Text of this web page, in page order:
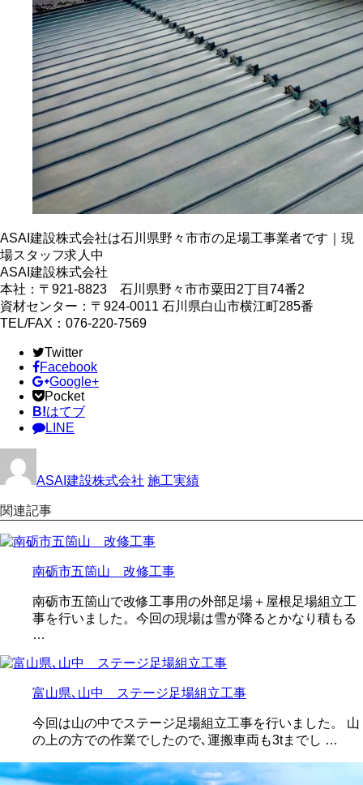
ASAI建設株式会社は石川県野々市市の足場工事業者です｜現
場スタッフ求人中
ASAI建設株式会社
本社：〒921-8823 石川県野々市市粟田2丁目74番2
資材センター：〒924-0011 石川県白山市横江町285番
TEL/FAX：076-220-7569
Twitter
Facebook
Google+
Pocket
B!はてブ
LINE
ASAI建設株式会社 施工実績
関連記事
南砺市五箇山 改修工事
南砺市五箇山で改修工事用の外部足場＋屋根足場組立工
事を行いました。今回の現場は雪が降るとかなり積もる
…
富山県､山中 ステージ足場組立工事
今回は山の中でステージ足場組立工事を行いました。 山
の上の方での作業でしたので､運搬車両も3tまでし …